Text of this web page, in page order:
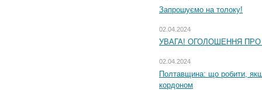
Запрошуємо на толоку!
02.04.2024
УВАГА! ОГОЛОШЕННЯ
02.04.2024
Полтавщина: що робити,
кордоном